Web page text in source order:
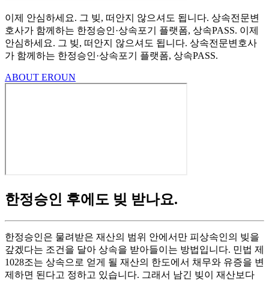
이제 안심하세요. 그 빚, 떠안지 않으셔도 됩니다. 상속전문변
호사가 함께하는 한정승인·상속포기 플랫폼, 상속PASS. 이제
안심하세요. 그 빚, 떠안지 않으셔도 됩니다. 상속전문변호사
가 함께하는 한정승인·상속포기 플랫폼, 상속PASS.
ABOUT EROUN
한정승인 후에도 빚 받나요.
한정승인은 물려받은 재산의 범위 안에서만 피상속인의 빚을
갚겠다는 조건을 달아 상속을 받아들이는 방법입니다. 민법 제
1028조는 상속으로 얻게 될 재산의 한도에서 채무와 유증을 변
제하면 된다고 정하고 있습니다. 그래서 남긴 빚이 재산보다